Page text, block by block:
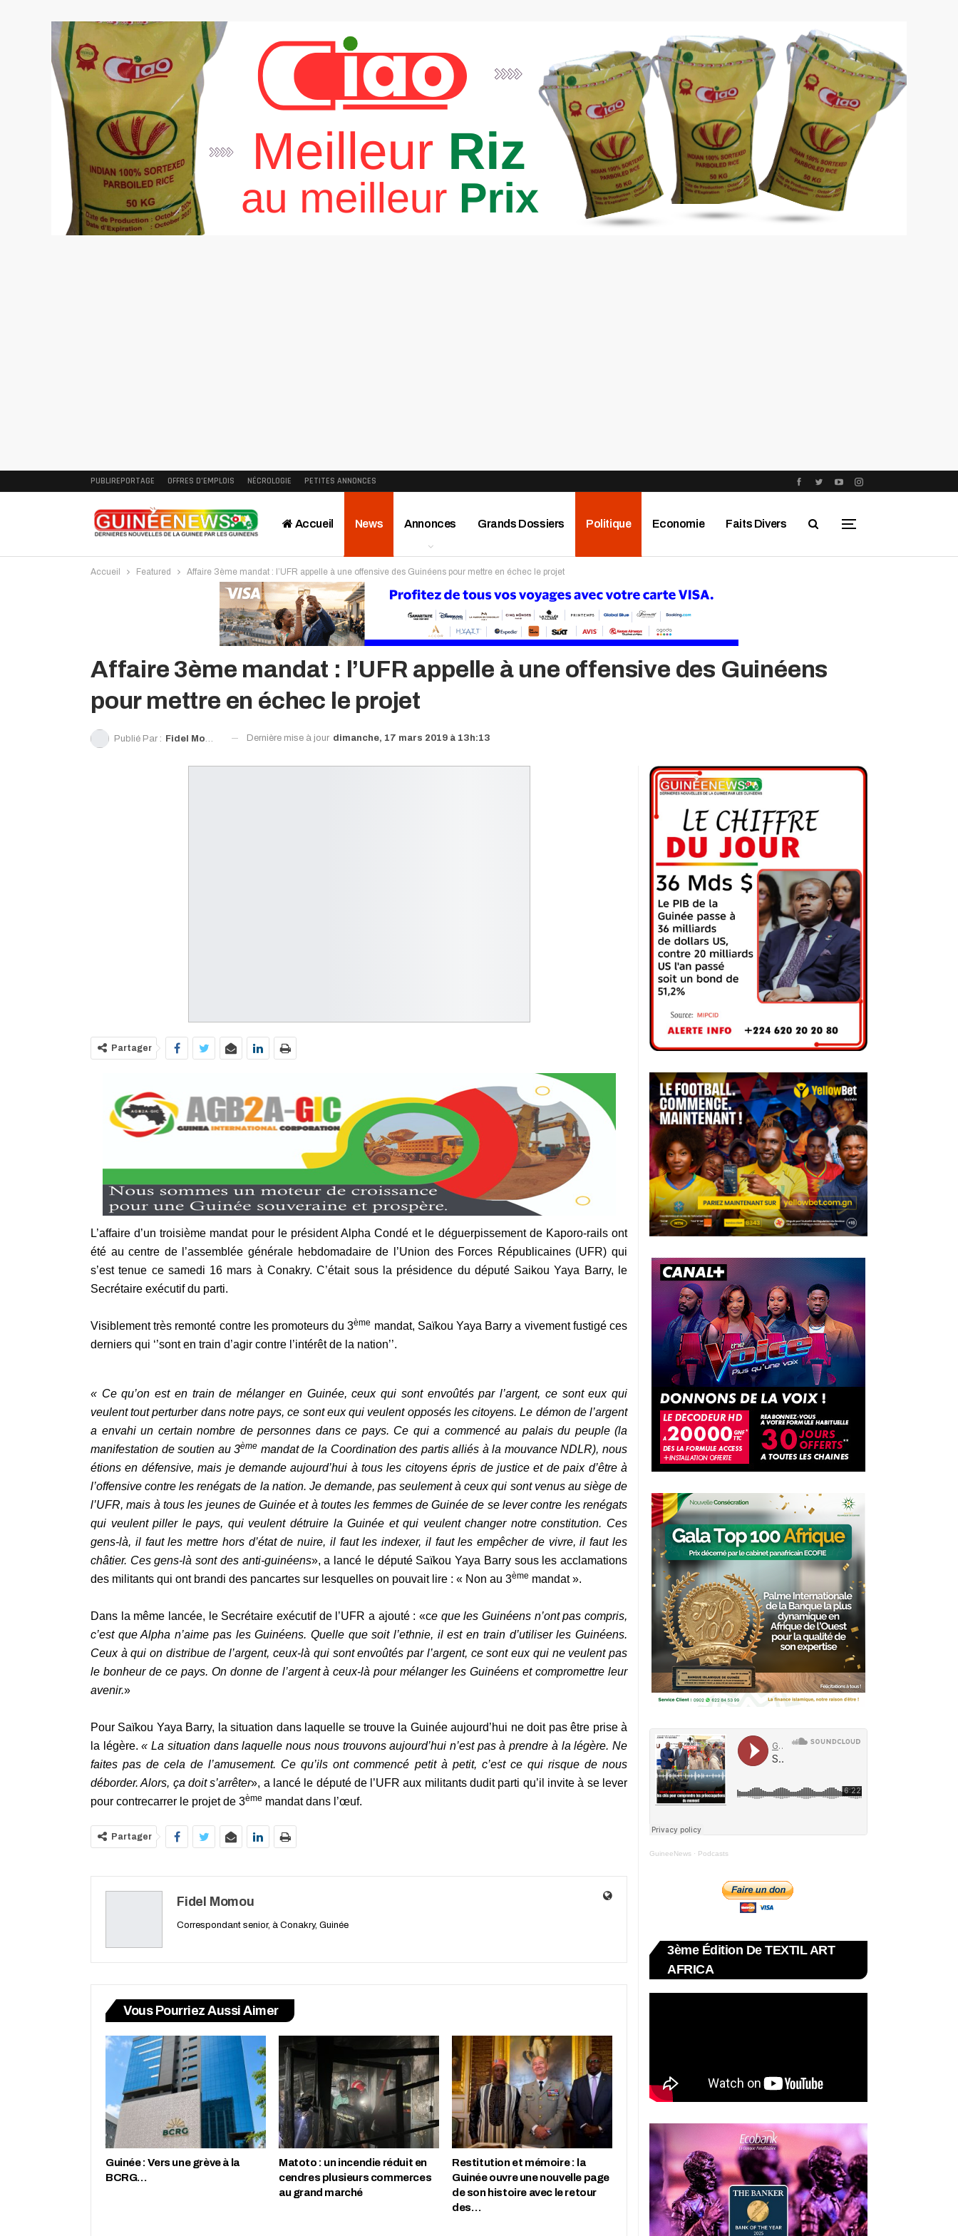
PUBLIREPORTAGE OFFRES D’EMPLOIS NÉCROLOGIE PETITES ANNONCES
Accueil News Annonces Grands Dossiers Politique Economie Faits Divers
Interviews Publireportage Région
Accueil Featured Affaire 3ème mandat : l’UFR appelle à une offensive des Guinéens pour mettre en échec le projet
Affaire 3ème mandat : l’UFR appelle à une offensive des Guinéens
pour mettre en échec le projet
Publié Par : Fidel Momou Dernière mise à jour dimanche, 17 mars 2019 à 13h:13
Partager
L’affaire d’un troisième mandat pour le président Alpha Condé et le déguerpissement de Kaporo-rails ont
été au centre de l’assemblée générale hebdomadaire de l’Union des Forces Républicaines (UFR) qui
s’est tenue ce samedi 16 mars à Conakry. C’était sous la présidence du député Saikou Yaya Barry, le
Secrétaire exécutif du parti.
Visiblement très remonté contre les promoteurs du 3ème mandat, Saïkou Yaya Barry a vivement fustigé ces
derniers qui ‘’sont en train d’agir contre l’intérêt de la nation’’.
« Ce qu’on est en train de mélanger en Guinée, ceux qui sont envoûtés par l’argent, ce sont eux qui
veulent tout perturber dans notre pays, ce sont eux qui veulent opposés les citoyens. Le démon de l’argent
a envahi un certain nombre de personnes dans ce pays. Ce qui a commencé au palais du peuple (la
manifestation de soutien au 3ème mandat de la Coordination des partis alliés à la mouvance NDLR), nous
étions en défensive, mais je demande aujourd’hui à tous les citoyens épris de justice et de paix d’être à
l’offensive contre les renégats de la nation. Je demande, pas seulement à ceux qui sont venus au siège de
l’UFR, mais à tous les jeunes de Guinée et à toutes les femmes de Guinée de se lever contre les renégats
qui veulent piller le pays, qui veulent détruire la Guinée et qui veulent changer notre constitution. Ces
gens-là, il faut les mettre hors d’état de nuire, il faut les indexer, il faut les empêcher de vivre, il faut les
châtier. Ces gens-là sont des anti-guinéens», a lancé le député Saïkou Yaya Barry sous les acclamations
des militants qui ont brandi des pancartes sur lesquelles on pouvait lire : « Non au 3ème mandat ».
Dans la même lancée, le Secrétaire exécutif de l’UFR a ajouté : «ce que les Guinéens n’ont pas compris,
c’est que Alpha n’aime pas les Guinéens. Quelle que soit l’ethnie, il est en train d’utiliser les Guinéens.
Ceux à qui on distribue de l’argent, ceux-là qui sont envoûtés par l’argent, ce sont eux qui ne veulent pas
le bonheur de ce pays. On donne de l’argent à ceux-là pour mélanger les Guinéens et compromettre leur
avenir.»
Pour Saïkou Yaya Barry, la situation dans laquelle se trouve la Guinée aujourd’hui ne doit pas être prise à
la légère.« La situation dans laquelle nous nous trouvons aujourd’hui n’est pas à prendre à la légère. Ne
faites pas de cela de l’amusement. Ce qu’ils ont commencé petit à petit, c’est ce qui risque de nous
déborder. Alors, ça doit s’arrêter», a lancé le député de l’UFR aux militants dudit parti qu’il invite à se lever
pour contrecarrer le projet de 3ème mandat dans l’œuf.
Partager
Fidel Momou
Correspondant senior, à Conakry, Guinée
Vous Pourriez Aussi Aimer
Guinée : Vers une grève à la
BCRG…
Matoto : un incendie réduit en
cendres plusieurs commerces
au grand marché
Restitution et mémoire : la
Guinée ouvre une nouvelle page
de son histoire avec le retour
des…
GuineeNews · Podcasts
3ème Édition De TEXTIL ART
AFRICA